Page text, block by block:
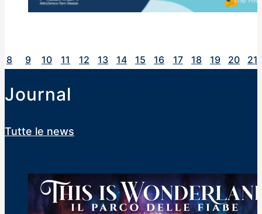
accessibilità,
esperienze e
8 9 10 11 12 13 14 15 16 17 18 19 20 21
Journal
Tutte le news